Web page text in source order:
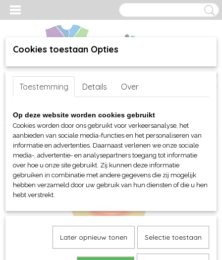
Inloggen Registreren
(0)
Home >webshop>Per merk >MBW Toys - Knuffels
MBW Schnabels® Squeaky Duck Worker
Cookies toestaan Opties
Toestemming Details Over
Op deze website worden cookies gebruikt
Cookies worden door ons gebruikt voor verkeersanalyse, het
aanbieden van sociale media-functies en het personaliseren van
informatie en advertenties. Daarnaast verlenen we onze sociale
media-, advertentie- en analysepartners toegang tot informatie
over hoe u onze site gebruikt. Zij kunnen deze informatie
gebruiken in combinatie met andere gegevens die zij mogelijk
hebben verzameld door uw gebruik van hun diensten of die u hen
hebt verstrekt.
Later opnieuw tonen Selectie toestaan